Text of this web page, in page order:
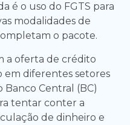
é o uso do FGTS para
modalidades de
o pacote.
a oferta de crédito
em diferentes setores
Banco Central (BC)
tentar conter a
de dinheiro e